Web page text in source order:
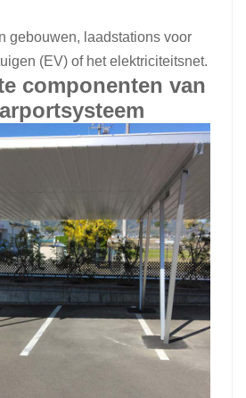
gebouwen, laadstations voor
(EV) of het elektriciteitsnet.
componenten van